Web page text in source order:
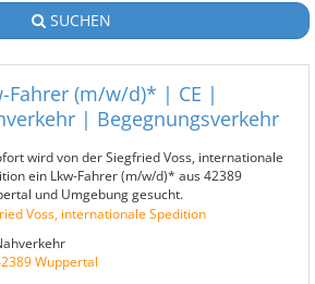
SUCHEN
Fahrer (m/w/d)* | CE |
| Begegnungsverkehr
wird von der Siegfried Voss, internationale
ein Lkw-Fahrer (m/w/d)* aus 42389
und Umgebung gesucht.
Voss, internationale Spedition
Wuppertal